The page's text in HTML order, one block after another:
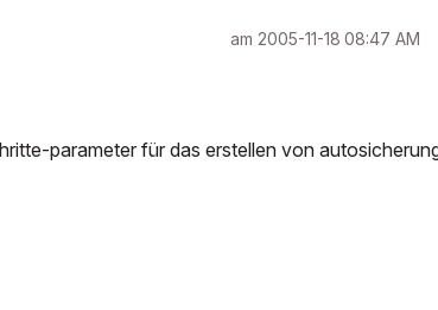
am ‎2005-11-18 08:47 AM
parameter für das erstellen von